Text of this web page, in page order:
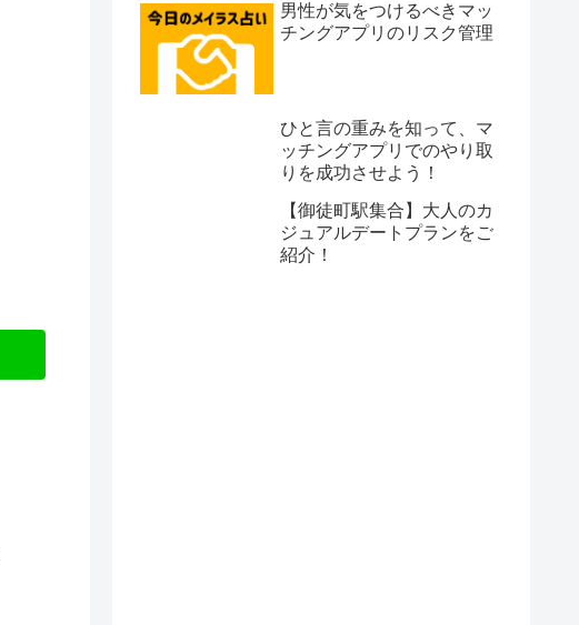
男性が気をつけるべきマッ
チングアプリのリスク管理
ひと言の重みを知って、マ
ッチングアプリでのやり取
りを成功させよう！
【御徒町駅集合】大人のカ
ジュアルデートプランをご
紹介！